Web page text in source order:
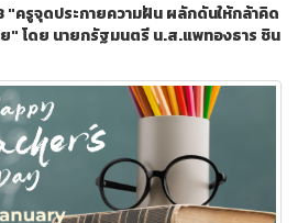
"ครูจุดประกายความฝัน ผลักดันให้กล้าคิด
ย" โดย นายกรัฐมนตรี น.ส.แพทองธาร ชิน